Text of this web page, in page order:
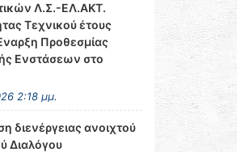
Λ.Σ.-ΕΛ.ΑΚΤ.
Τεχνικού έτους
Προθεσμίας
Ενστάσεων στο
2:18 μμ.
διενέργειας ανοιχτού
Διαλόγου